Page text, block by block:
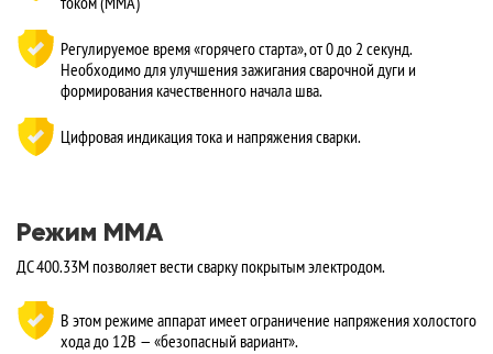
Регулируемое время «горячего старта», от 0 до 2 секунд.
Необходимо для улучшения зажигания сварочной дуги и
формирования качественного начала шва.
Цифровая индикация тока и напряжения сварки.
Режим MMA
ДC 400.33М позволяет вести сварку покрытым электродом.
В этом режиме аппарат имеет ограничение напряжения холостого
хода до 12В — «безопасный вариант».